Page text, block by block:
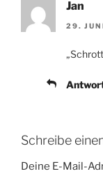
Jan
29.
Schreibe
Deine E-Mail-